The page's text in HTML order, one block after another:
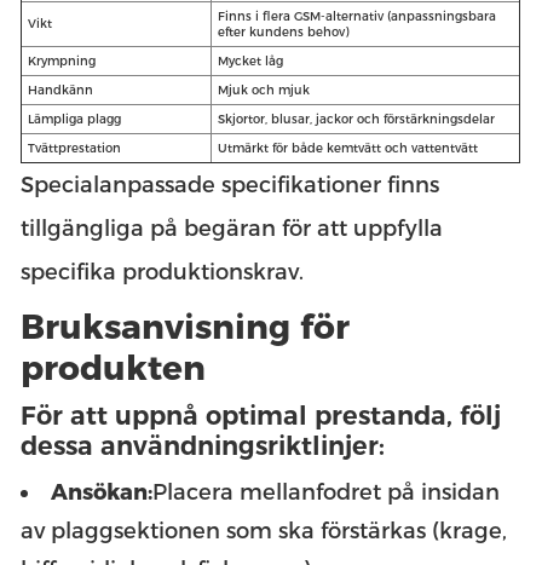
Vikt
Finns i flera GSM-alternativ (anpassningsbara
efter kundens behov)
Krympning
Mycket låg
Handkänn
Mjuk och mjuk
Lämpliga plagg
Skjortor, blusar, jackor och förstärkningsdelar
Tvättprestation
Utmärkt för både kemtvätt och vattentvätt
Specialanpassade specifikationer finns
tillgängliga på begäran för att uppfylla
specifika produktionskrav.
Bruksanvisning för
produkten
För att uppnå optimal prestanda, följ
dessa användningsriktlinjer:
Ansökan:Placera mellanfodret på insidan
av plaggsektionen som ska förstärkas (krage,